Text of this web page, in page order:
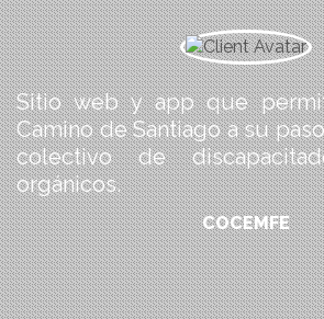
Sitio web y app que
Camino de Santiago a su
colectivo de
orgánicos.
COCEMFE